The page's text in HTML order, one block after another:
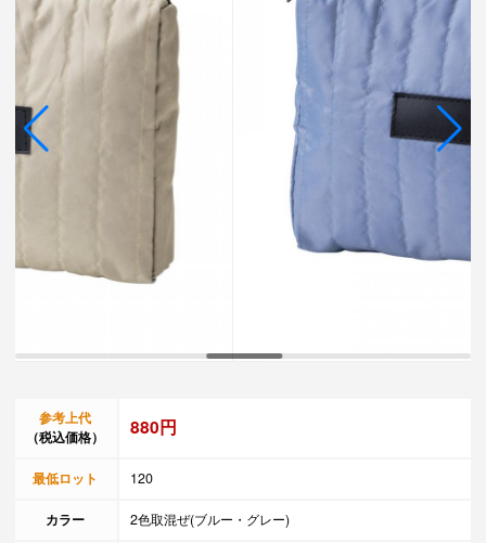
参考上代
（税込価格）
880円
最低ロット 120
カラー 2色取混ぜ(ブルー・グレー)